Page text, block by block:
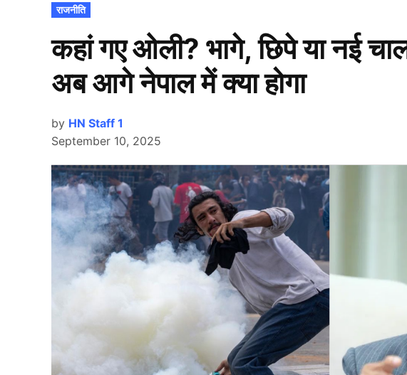
POSTED
IN
राजनीति
कहां गए ओली? भागे, छिपे या नई
अब आगे नेपाल में क्या होगा
by HN Staff 1
September 10, 2025